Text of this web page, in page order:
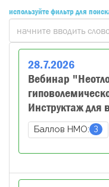
используйте фильтр для
28.7.2026
Вебинар
Инструктаж для
Баллов НМО: 3